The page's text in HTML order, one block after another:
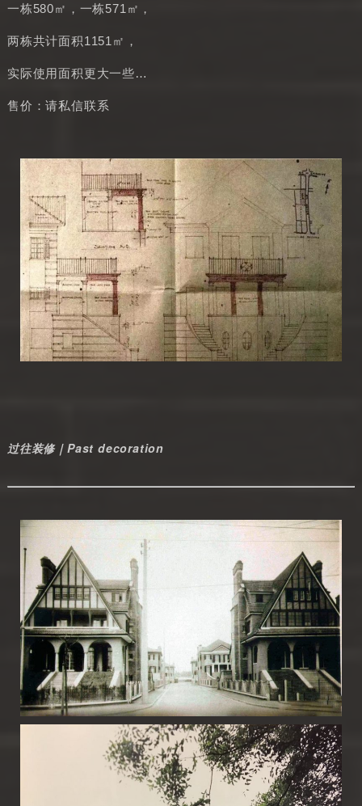
一栋580㎡，一栋571㎡，
两栋共计面积1151㎡，
实际使用面积更大一些…
售价：请私信联系
过往装修｜Past decoration